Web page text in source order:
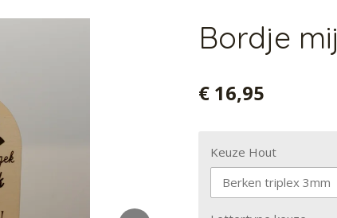
Bordje
€ 16,95
Keuze Hout